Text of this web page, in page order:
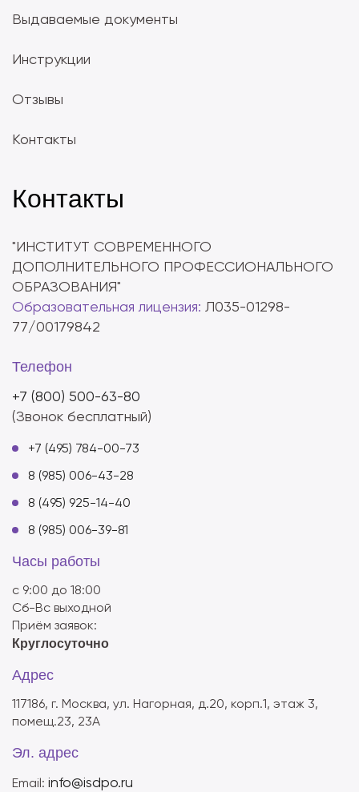
Выдаваемые документы
Инструкции
Отзывы
Контакты
Контакты
"ИНСТИТУТ СОВРЕМЕННОГО
ДОПОЛНИТЕЛЬНОГО ПРОФЕССИОНАЛЬНОГО
ОБРАЗОВАНИЯ"
Образовательная лицензия: Л035-01298-
77/00179842
Телефон
+7 (800) 500-63-80
(Звонок бесплатный)
+7 (495) 784-00-73
8 (985) 006-43-28
8 (495) 925-14-40
8 (985) 006-39-81
Часы работы
с 9:00 до 18:00
Сб-Вс выходной
Приём заявок:
Круглосуточно
Адрес
117186, г. Москва, ул. Нагорная, д.20, корп.1, этаж 3,
помещ.23, 23А
Эл. адрес
Email: info@isdpo.ru